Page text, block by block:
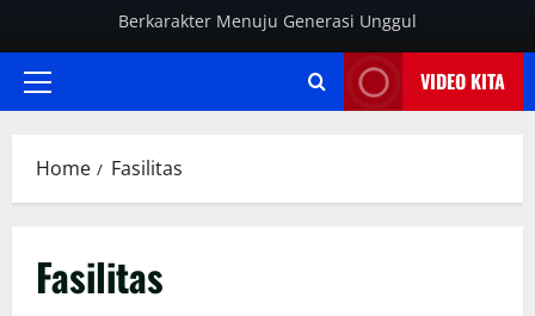
Berkarakter Menuju Generasi Unggul
Primary
VIDEO KITA
Home Fasilitas
Fasilitas